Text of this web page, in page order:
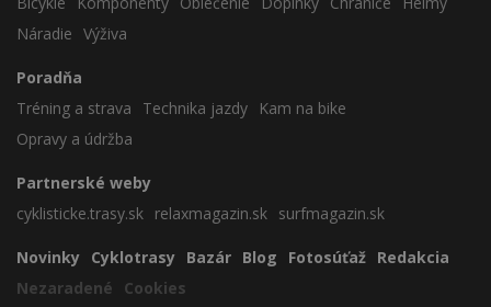
Náradie Výživa
Poradňa
Tréning a strava
Technika jazdy
Kam na bike
Opravy a údržba
Partnerské weby
cyklisticke.trasy.sk relaxmagazin.sk surfmagazin.sk
Novinky Cyklotrasy Bazár Blog Fotosúťaž Redakcia
Nezaradené
Cookies